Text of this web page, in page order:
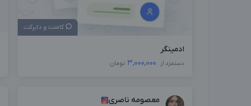
کامنت و دایرکت
ادمینگر
دستمزد از 3,000,000 تومان
معصومه ناصری